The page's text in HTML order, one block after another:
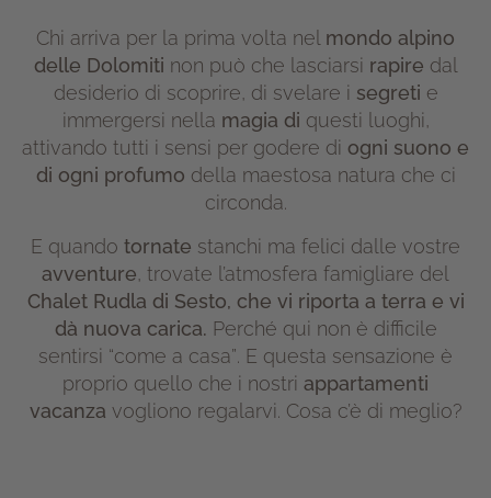
Chi arriva per la prima volta nel mondo alpino
delle Dolomiti non può che lasciarsi rapire dal
desiderio di scoprire, di svelare i segreti e
immergersi nella magia di questi luoghi,
attivando tutti i sensi per godere di ogni suono e
di ogni profumo della maestosa natura che ci
circonda.
E quando tornate stanchi ma felici dalle vostre
avventure, trovate l’atmosfera famigliare del
Chalet Rudla di Sesto, che vi riporta a terra e vi
dà nuova carica. Perché qui non è difficile
sentirsi “come a casa”. E questa sensazione è
proprio quello che i nostri appartamenti
vacanza vogliono regalarvi. Cosa c’è di meglio?